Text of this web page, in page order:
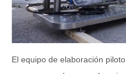
El equipo de elaboración